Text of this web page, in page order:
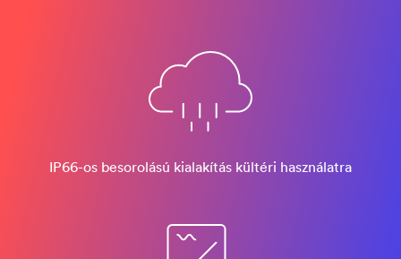
IP66-os besorolású kialakítás kültéri használatra